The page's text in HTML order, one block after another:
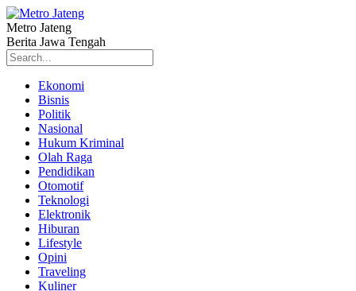
Metro Jateng
Berita Jawa Tengah
Ekonomi
Bisnis
Politik
Nasional
Hukum Kriminal
Olah Raga
Pendidikan
Otomotif
Teknologi
Elektronik
Hiburan
Lifestyle
Opini
Traveling
Kuliner